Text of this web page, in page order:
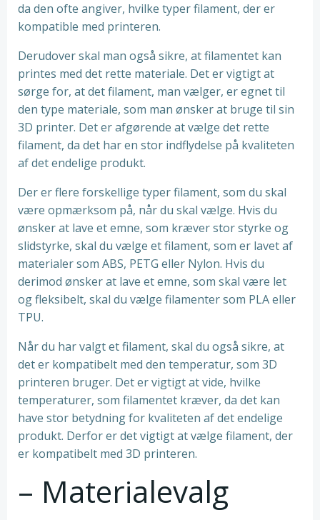
da den ofte angiver, hvilke typer filament, der er
kompatible med printeren.
Derudover skal man også sikre, at filamentet kan
printes med det rette materiale. Det er vigtigt at
sørge for, at det filament, man vælger, er egnet til
den type materiale, som man ønsker at bruge til sin
3D printer. Det er afgørende at vælge det rette
filament, da det har en stor indflydelse på kvaliteten
af det endelige produkt.
Der er flere forskellige typer filament, som du skal
være opmærksom på, når du skal vælge. Hvis du
ønsker at lave et emne, som kræver stor styrke og
slidstyrke, skal du vælge et filament, som er lavet af
materialer som ABS, PETG eller Nylon. Hvis du
derimod ønsker at lave et emne, som skal være let
og fleksibelt, skal du vælge filamenter som PLA eller
TPU.
Når du har valgt et filament, skal du også sikre, at
det er kompatibelt med den temperatur, som 3D
printeren bruger. Det er vigtigt at vide, hvilke
temperaturer, som filamentet kræver, da det kan
have stor betydning for kvaliteten af det endelige
produkt. Derfor er det vigtigt at vælge filament, der
er kompatibelt med 3D printeren.
– Materialevalg